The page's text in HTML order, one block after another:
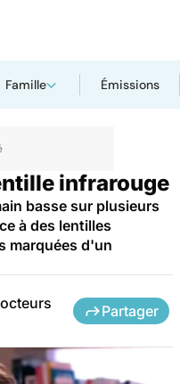
Famille Émissions
infrarouge
basse sur plusieurs
à des lentilles
marquées d'un
Partager